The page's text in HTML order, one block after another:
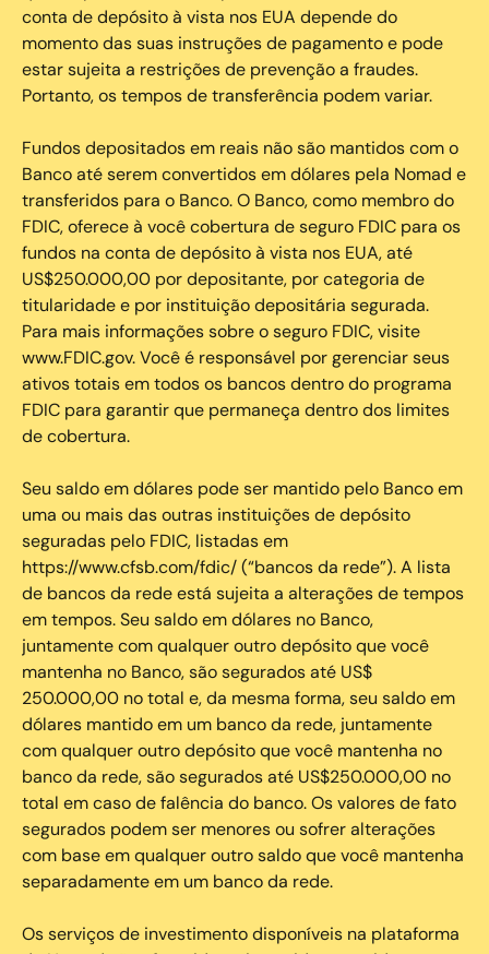
conta de depósito à vista nos EUA depende do
momento das suas instruções de pagamento e pode
estar sujeita a restrições de prevenção a fraudes.
Portanto, os tempos de transferência podem variar.
Fundos depositados em reais não são mantidos com o
Banco até serem convertidos em dólares pela Nomad e
transferidos para o Banco. O Banco, como membro do
FDIC, oferece à você cobertura de seguro FDIC para os
fundos na conta de depósito à vista nos EUA, até
US$250.000,00 por depositante, por categoria de
titularidade e por instituição depositária segurada.
Para mais informações sobre o seguro FDIC, visite
www.FDIC.gov. Você é responsável por gerenciar seus
ativos totais em todos os bancos dentro do programa
FDIC para garantir que permaneça dentro dos limites
de cobertura.
Seu saldo em dólares pode ser mantido pelo Banco em
uma ou mais das outras instituições de depósito
seguradas pelo FDIC, listadas em
https://www.cfsb.com/fdic/ (“bancos da rede”). A lista
de bancos da rede está sujeita a alterações de tempos
em tempos. Seu saldo em dólares no Banco,
juntamente com qualquer outro depósito que você
mantenha no Banco, são segurados até US$
250.000,00 no total e, da mesma forma, seu saldo em
dólares mantido em um banco da rede, juntamente
com qualquer outro depósito que você mantenha no
banco da rede, são segurados até US$250.000,00 no
total em caso de falência do banco. Os valores de fato
segurados podem ser menores ou sofrer alterações
com base em qualquer outro saldo que você mantenha
separadamente em um banco da rede.
Os serviços de investimento disponíveis na plataforma